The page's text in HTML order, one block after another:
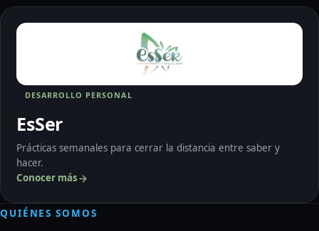
EsSer: Conocer más
DESARROLLO PERSONAL
EsSer
Prácticas semanales para cerrar la distancia entre saber y
hacer.
Conocer más
QUIÉNES SOMOS